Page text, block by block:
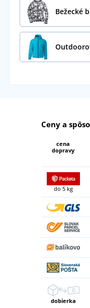
Bežecké
Ceny a
cena
dopravy
do 5 kg
dobierka